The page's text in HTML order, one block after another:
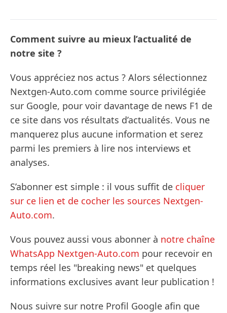
Comment suivre au mieux l’actualité de
notre site ?
Vous appréciez nos actus ? Alors sélectionnez
Nextgen-Auto.com comme source privilégiée
sur Google, pour voir davantage de news F1 de
ce site dans vos résultats d’actualités. Vous ne
manquerez plus aucune information et serez
parmi les premiers à lire nos interviews et
analyses.
S’abonner est simple : il vous suffit de cliquer
sur ce lien et de cocher les sources Nextgen-
Auto.com.
Vous pouvez aussi vous abonner à notre chaîne
WhatsApp Nextgen-Auto.com pour recevoir en
temps réel les "breaking news" et quelques
informations exclusives avant leur publication !
Nous suivre sur notre Profil Google afin que